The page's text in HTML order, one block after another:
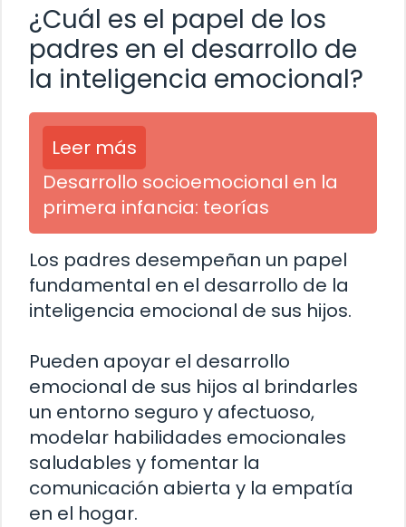
¿Cuál es el papel de los
padres en el desarrollo de
la inteligencia emocional?
Leer más
Desarrollo socioemocional en la
primera infancia: teorías
Los padres desempeñan un papel
fundamental en el desarrollo de la
inteligencia emocional de sus hijos.
Pueden apoyar el desarrollo
emocional de sus hijos al brindarles
un entorno seguro y afectuoso,
modelar habilidades emocionales
saludables y fomentar la
comunicación abierta y la empatía
en el hogar.